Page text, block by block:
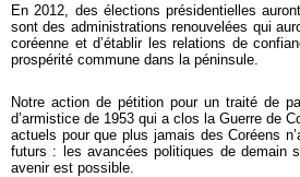
En 2012, des élections présidentielles
sont des administrations renouvelées qui
coréenne et d’établir les relations de
prospérité commune dans la péninsule.
Notre action de pétition pour un traité de
d’armistice de 1953 qui a clos la Guerre de
actuels pour que plus jamais des Coréens
futurs : les avancées politiques de demain
avenir est possible.